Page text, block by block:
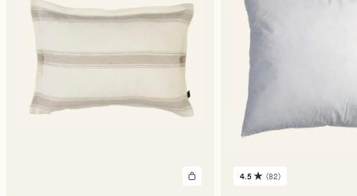
82
4.5 (82)